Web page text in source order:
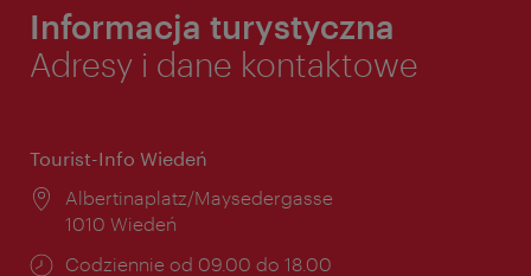
Informacja turystyczna
Adresy i dane kontaktowe
Tourist-Info Wiedeń
Miejsce:
Albertinaplatz/Maysedergasse
1010 Wiedeń
Godziny
Codziennie od 09.00 do 18.00